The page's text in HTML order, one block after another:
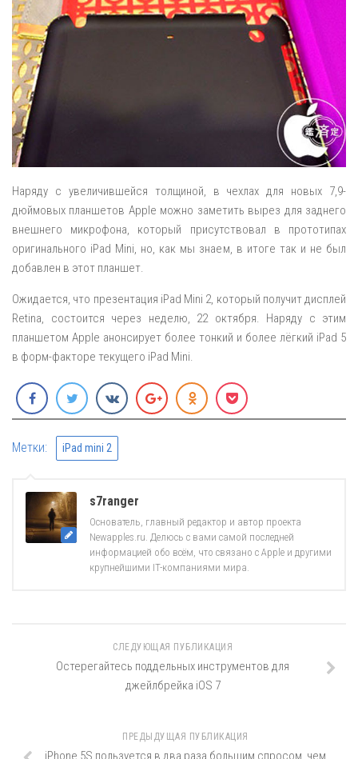
Наряду с увеличившейся толщиной, в чехлах для новых 7,9-
дюймовых планшетов Apple можно заметить вырез для заднего
внешнего микрофона, который присутствовал в прототипах
оригинального iPad Mini, но, как мы знаем, в итоге так и не был
добавлен в этот планшет.
Ожидается, что презентация iPad Mini 2, который получит дисплей
Retina, состоится через неделю, 22 октября. Наряду с этим
планшетом Apple анонсирует более тонкий и более лёгкий iPad 5
в форм-факторе текущего iPad Mini.
Метки: iPad mini 2
s7ranger
Основатель, главный редактор и автор проекта
Newapples.ru. Делюсь с вами самой последней
информацией обо всём, что связано с Apple и другими
крупнейшими IT-компаниями мира.
СЛЕДУЮЩАЯ ПУБЛИКАЦИЯ
Остерегайтесь поддельных инструментов для
джейлбрейка iOS 7
ПРЕДЫДУЩАЯ ПУБЛИКАЦИЯ
iPhone 5S пользуется в два раза большим спросом, чем